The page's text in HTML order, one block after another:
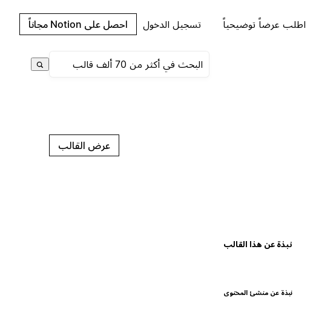
اطلب عرضاً توضيحياً تسجيل الدخول احصل على Notion مجاناً
عرض القالب
نبذة عن هذا القالب
نبذة عن منشئ المحتوى